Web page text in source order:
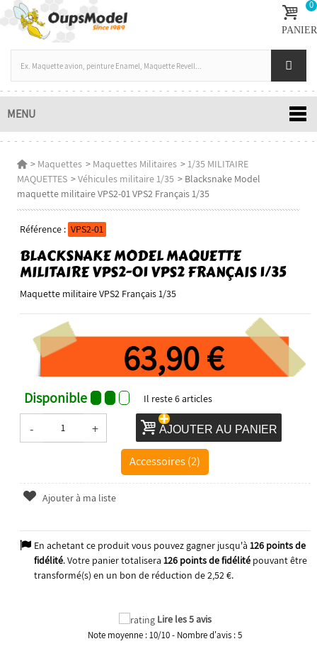
0
PANIER
MENU
> Maquettes > Maquettes Militaires >1/35 MILITAIRE
MAQUETTES >Véhicules militaire 1/35 > Blacksnake Model
maquette militaire VPS2-01 VPS2 Français 1/35
Référence : VPS2-01
BLACKSNAKE MODEL MAQUETTE
MILITAIRE VPS2-01 VPS2 FRANÇAIS 1/35
Maquette militaire VPS2 Français 1/35
63,90 €
Disponible Il reste6articles
- + AJOUTER AU PANIER
Accessoires (2)
Ajouter à ma liste
En achetant ce produit vous pouvez gagner jusqu'à 126points de
fidélité. Votre panier totalisera 126points de fidélitépouvant être
transformé(s) en un bon de réduction de2,52 €.
Lire les 5 avis
Note moyenne :10/10- Nombre d'avis :5